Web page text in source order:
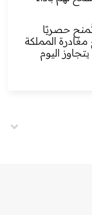
حصريًا
المملكة
اليوم